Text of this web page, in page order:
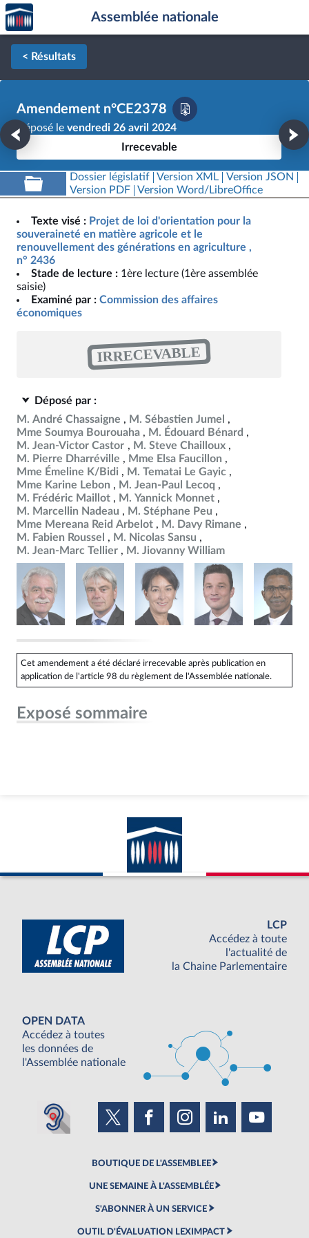
Aller au contenu
Aller en bas de la page
Accèder
à la
page
d'accueil
Assemblée nationale
< Résultats
Amendement n°CE2378
Déposé le vendredi 26 avril 2024
Irrecevable
Dossier législatif Version XML
Version JSON
Version PDF
Version Word/LibreOffice
Texte visé : Projet de loi d'orientation pour la
souveraineté en matière agricole et le
renouvellement des générations en agriculture ,
n° 2436
Stade de lecture : 1ère lecture (1ère assemblée
saisie)
Examiné par : Commission des affaires
économiques
IRRECEVABLE
Déposé par :
M. André Chassaigne
M. Sébastien Jumel
Mme Soumya Bourouaha
M. Édouard Bénard
M. Jean-Victor Castor
M. Steve Chailloux
M. Pierre Dharréville
Mme Elsa Faucillon
Mme Émeline K/Bidi
M. Tematai Le Gayic
Mme Karine Lebon
M. Jean-Paul Lecoq
M. Frédéric Maillot
M. Yannick Monnet
M. Marcellin Nadeau
M. Stéphane Peu
Mme Mereana Reid Arbelot
M. Davy Rimane
M. Fabien Roussel
M. Nicolas Sansu
M. Jean-Marc Tellier
M. Jiovanny William
Cet amendement a été déclaré irrecevable après publication en
application de l'article 98 du règlement de l'Assemblée nationale.
Exposé sommaire
LCP
Accédez à toute
l'actualité de
la Chaine Parlementaire
OPEN DATA
Accédez à toutes
les données de
l'Assemblée nationale
BOUTIQUE DE L'ASSEMBLEE
UNE SEMAINE À L'ASSEMBLÉE
S'ABONNER À UN SERVICE
OUTIL D'ÉVALUATION LEXIMPACT